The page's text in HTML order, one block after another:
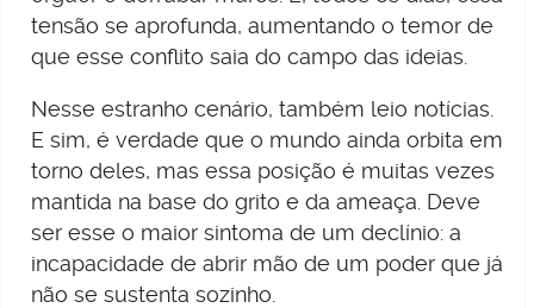
tensão se aprofunda, aumentando o temor de
que esse conflito saia do campo das ideias.
Nesse estranho cenário, também leio notícias.
E sim, é verdade que o mundo ainda orbita em
torno deles, mas essa posição é muitas vezes
mantida na base do grito e da ameaça. Deve
ser esse o maior sintoma de um declínio: a
incapacidade de abrir mão de um poder que já
não se sustenta sozinho.